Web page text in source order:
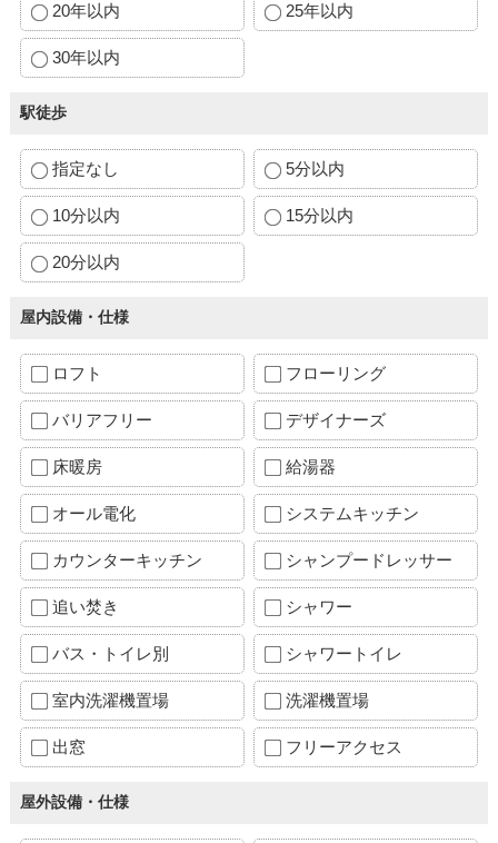
20年以内 25年以内
30年以内
駅徒歩
指定なし 5分以内
10分以内 15分以内
20分以内
屋内設備・仕様
ロフト フローリング
バリアフリー デザイナーズ
床暖房 給湯器
オール電化 システムキッチン
カウンターキッチン シャンプードレッサー
追い焚き シャワー
バス・トイレ別 シャワートイレ
室内洗濯機置場 洗濯機置場
出窓 フリーアクセス
屋外設備・仕様